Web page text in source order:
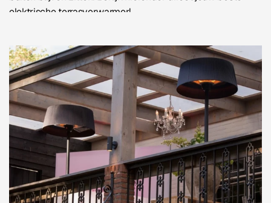
elektrische terrasverwarmer!